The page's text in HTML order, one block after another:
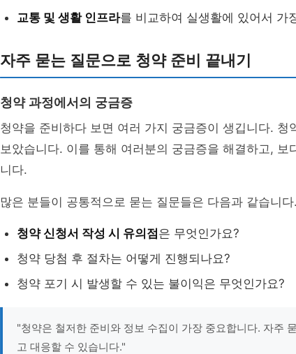
교통 및 생활 인프라를 비교하여 실생활에 있어서 가
자주 묻는 질문으로 청약 준비 끝내기
청약 과정에서의 궁금증
청약을 준비하다 보면 여러 가지 궁금증이 생깁니다.
보았습니다. 이를 통해 여러분의 궁금증을 해결하고, 보
니다.
많은 분들이 공통적으로 묻는 질문들은 다음과 같습니다.
청약 신청서 작성 시 유의점은 무엇인가요?
청약 당첨 후 절차는 어떻게 진행되나요?
청약 포기 시 발생할 수 있는 불이익은 무엇인가요?
"청약은 철저한 준비와 정보 수집이 가장 중요합니다. 자주
고 대응할 수 있습니다."